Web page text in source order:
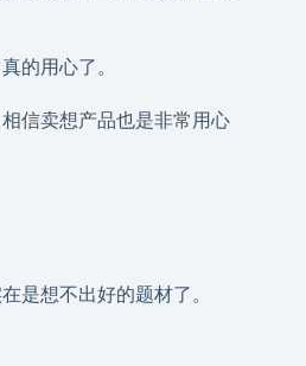
的用心了。
信卖想产品也是非常用心
是想不出好的题材了。